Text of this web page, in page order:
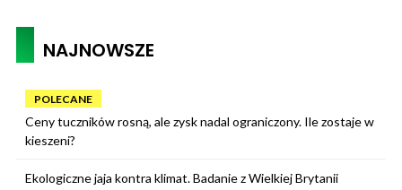
NAJNOWSZE
POLECANE
Ceny tuczników rosną, ale zysk nadal ograniczony. Ile zostaje w
kieszeni?
Ekologiczne jaja kontra klimat. Badanie z Wielkiej Brytanii